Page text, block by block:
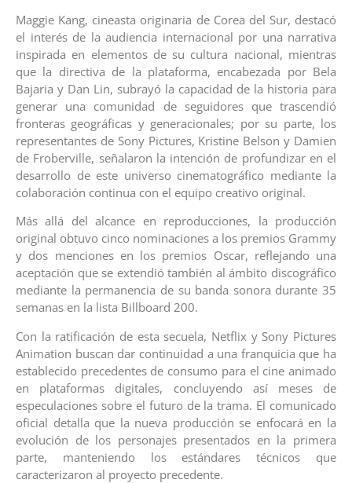
Maggie Kang, cineasta originaria de Corea del Sur, destacó
el interés de la audiencia internacional por una narrativa
inspirada en elementos de su cultura nacional, mientras
que la directiva de la plataforma, encabezada por Bela
Bajaria y Dan Lin, subrayó la capacidad de la historia para
generar una comunidad de seguidores que trascendió
fronteras geográficas y generacionales; por su parte, los
representantes de Sony Pictures, Kristine Belson y Damien
de Froberville, señalaron la intención de profundizar en el
desarrollo de este universo cinematográfico mediante la
colaboración continua con el equipo creativo original.
Más allá del alcance en reproducciones, la producción
original obtuvo cinco nominaciones a los premios Grammy
y dos menciones en los premios Oscar, reflejando una
aceptación que se extendió también al ámbito discográfico
mediante la permanencia de su banda sonora durante 35
semanas en la lista Billboard 200.
Con la ratificación de esta secuela, Netflix y Sony Pictures
Animation buscan dar continuidad a una franquicia que ha
establecido precedentes de consumo para el cine animado
en plataformas digitales, concluyendo así meses de
especulaciones sobre el futuro de la trama. El comunicado
oficial detalla que la nueva producción se enfocará en la
evolución de los personajes presentados en la primera
parte, manteniendo los estándares técnicos que
caracterizaron al proyecto precedente.